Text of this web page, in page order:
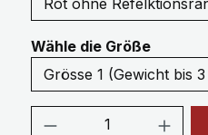
Wähle die Größe
Produkt